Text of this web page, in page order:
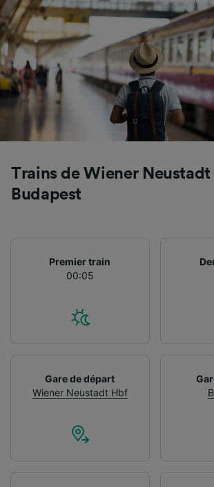
Trains de Wiener Neustadt
Budapest
Premier train
00:05
Gare de départ
Wiener Neustadt Hbf
Utiliser des données de
précises. Analyser activement les
caractéristiques de l’appareil pour
l’identification. Stocker et/ou
informations sur un appareil.
contenu personnalisés, mesure de
performance des publicités et du
études d’audience et
services.